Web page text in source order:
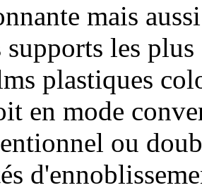
mais
supports les
plastiques
en mode
ou